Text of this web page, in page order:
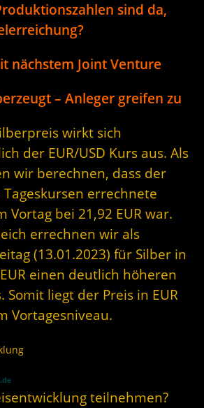
sind da,
nächstem Joint Venture
– Anleger greifen zu
wirkt sich
der EUR/USD Kurs aus. Als
wir berechnen, dass der
errechnete
Vortag bei 21,92 EUR war.
errechnen wir als
(13.01.2023) für Silber in
einen deutlich höheren
Somit liegt der Preis in EUR
Vortagesniveau.
teilnehmen?